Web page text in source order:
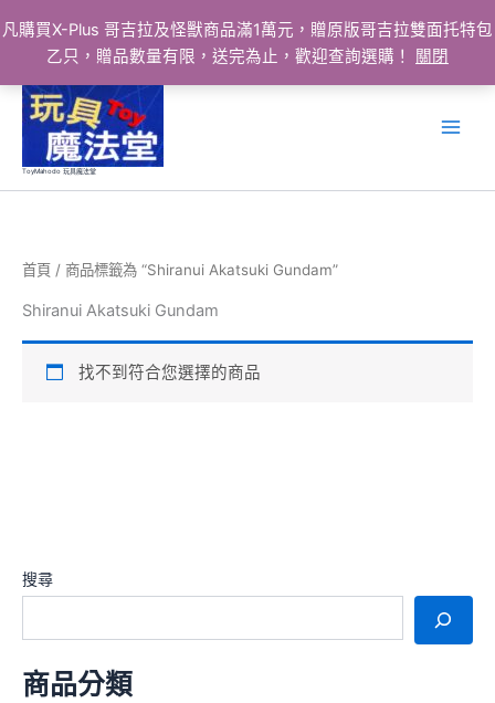
凡購買X-Plus 哥吉拉及怪獸商品滿1萬元，贈原版哥吉拉雙面托特包
乙只，贈品數量有限，送完為止，歡迎查詢選購！
關閉
ToyMahodo 玩具魔法堂
搜尋
商品分類
首頁 / 商品標籤為 “Shiranui Akatsuki Gundam”
Shiranui Akatsuki Gundam
找不到符合您選擇的商品